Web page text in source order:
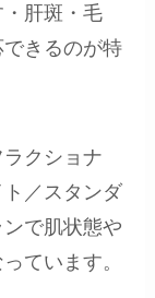
肝斑・毛
きるのが特
クショナ
／スタンダ
で肌状態や
ています。